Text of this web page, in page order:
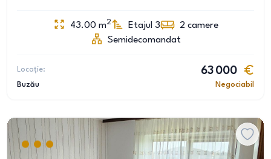
43.00 m2 Etajul 3 2 camere
Semidecomandat
Locație:
Buzău
63 000
Negociabil